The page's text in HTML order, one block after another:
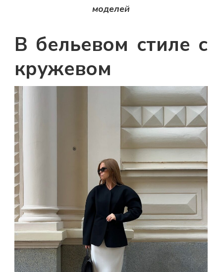
моделей
В бельевом стиле с
кружевом